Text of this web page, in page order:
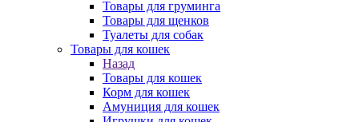
Товары для груминга
Товары для щенков
Туалеты для собак
Товары для кошек
Назад
Товары для кошек
Корм для кошек
Амуниция для кошек